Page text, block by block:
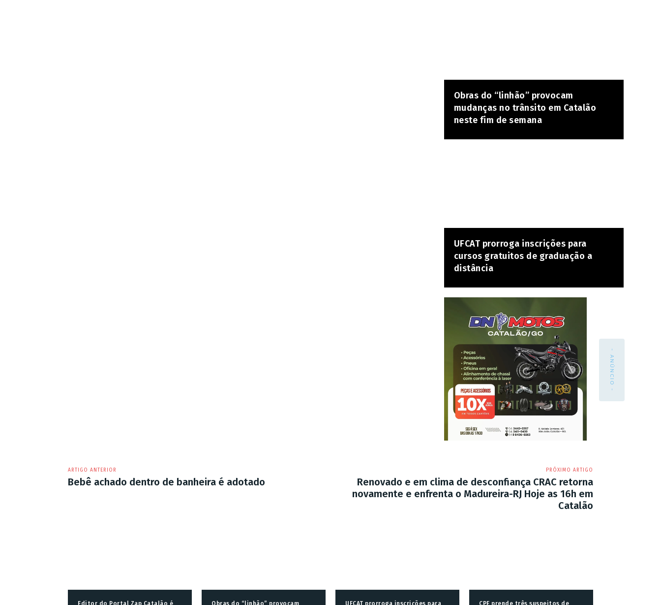
Obras do “linhão” provocam
mudanças no trânsito em Catalão
neste fim de semana
UFCAT prorroga inscrições para
cursos gratuitos de graduação a
distância
- ANÚNCIO -
ARTIGO ANTERIOR
Bebê achado dentro de banheira é adotado
PRÓXIMO ARTIGO
Renovado e em clima de desconfiança CRAC retorna
novamente e enfrenta o Madureira-RJ Hoje as 16h em
Catalão
Editor do Portal Zap Catalão é Obras do “linhão” provocam UFCAT prorroga inscrições para CPE prende três suspeitos de